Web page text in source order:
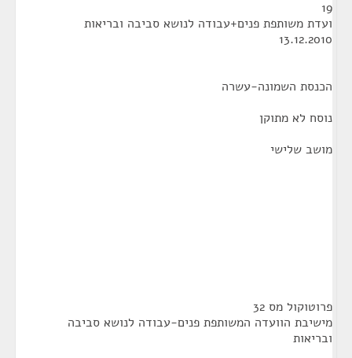
19
ועדת משותפת פנים+עבודה לנושא סביבה ובריאות
13.12.2010
הכנסת השמונה-עשרה
נוסח לא מתוקן
מושב שלישי
פרוטוקול מס 32
מישיבת הוועדה המשותפת פנים-עבודה לנושא סביבה
ובריאות